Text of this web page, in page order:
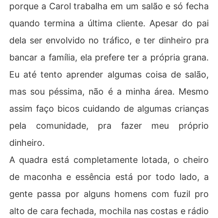
porque a Carol trabalha em um salão e só fecha
quando termina a última cliente. Apesar do pai
dela ser envolvido no tráfico, e ter dinheiro pra
bancar a família, ela prefere ter a própria grana.
Eu até tento aprender algumas coisa de salão,
mas sou péssima, não é a minha área. Mesmo
assim faço bicos cuidando de algumas crianças
pela comunidade, pra fazer meu próprio
dinheiro.
A quadra está completamente lotada, o cheiro
de maconha e essência está por todo lado, a
gente passa por alguns homens com fuzil pro
alto de cara fechada, mochila nas costas e rádio